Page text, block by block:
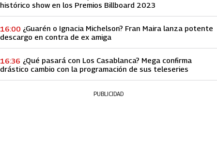
histórico show en los Premios Billboard 2023
¿Guarén o Ignacia Michelson? Fran Maira lanza potente
descargo en contra de ex amiga
16:00
¿Qué pasará con Los Casablanca? Mega confirma
drástico cambio con la programación de sus teleseries
16:36
PUBLICIDAD